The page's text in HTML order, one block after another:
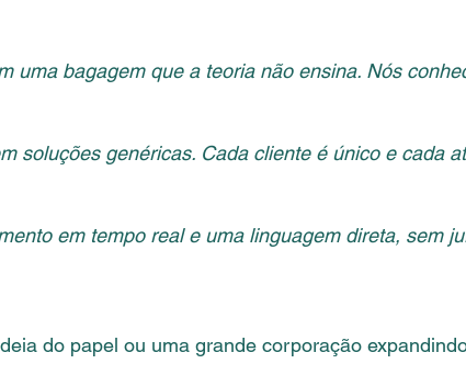
uma bagagem que a teoria não ensina. Nós
soluções genéricas. Cada cliente é único e cada
em tempo real e uma linguagem direta, sem
do papel ou uma grande corporação